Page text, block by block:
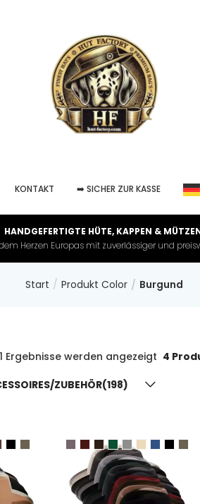
KONTAKT ➡️ SICHER ZUR KASSE
HANDGEFERTIGTE HÜTE, KAPPEN &
Herzen Europas mit zuverlässiger und
Start Produkt Color Burgund
Ergebnisse werden angezeigt 4
ZUBEHÖR(198)